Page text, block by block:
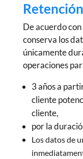
De acuerdo
conserva los
únicamente
operaciones
3 años a
cliente
cliente,
por la
Los datos de